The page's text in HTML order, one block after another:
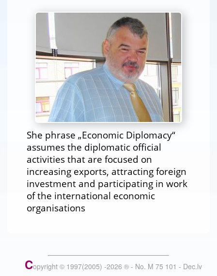
She phrase „Economic Diplomacy“
assumes the diplomatic official
activities that are focused on
increasing exports, attracting foreign
investment and participating in work
of the international economic
organisations
Copyright © 1997(2005) -2026 ® - No. M 75 101 - Dec.lv